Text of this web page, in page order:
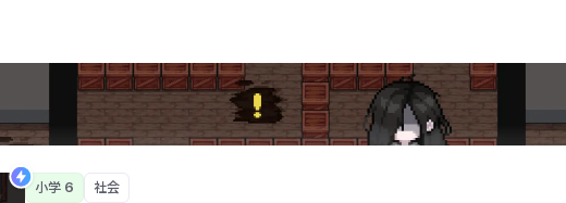
小学 6 社会